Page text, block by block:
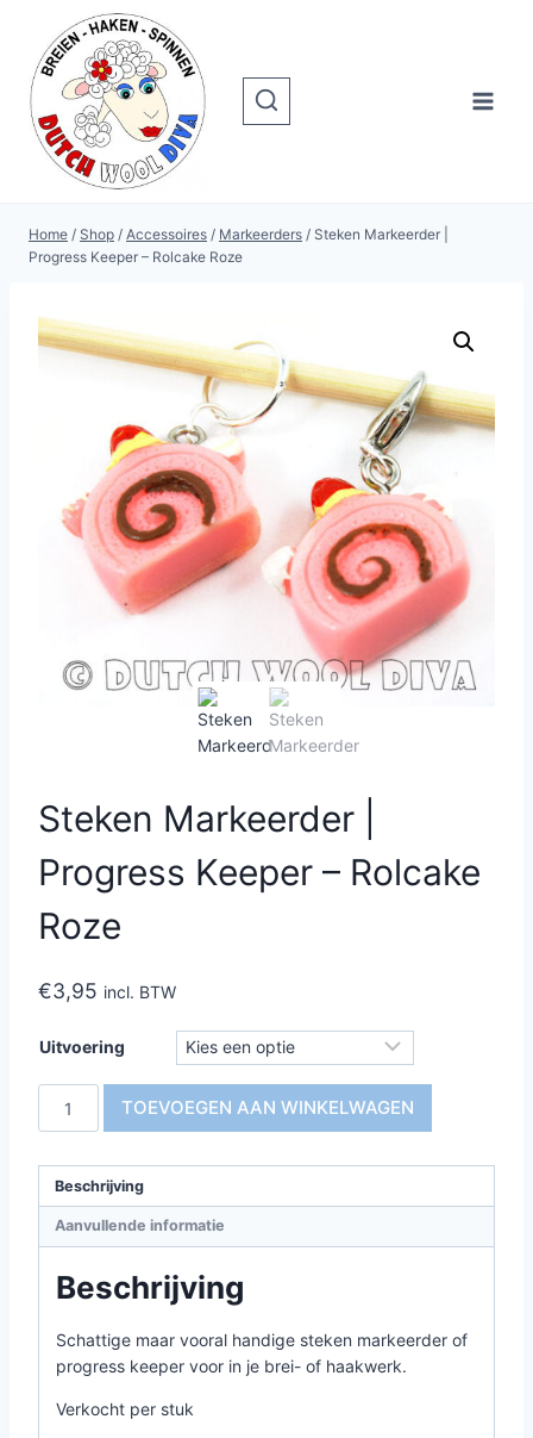
inhoud
Home / Shop / Accessoires / Markeerders / Steken Markeerder |
Progress Keeper – Rolcake Roze
Steken Markeerder |
Progress Keeper – Rolcake
Roze
€3,95 incl. BTW
Uitvoering
Markeerder
Progress
Keeper
Rolcake
Roze
aantal
TOEVOEGEN AAN WINKELWAGEN
Beschrijving
Aanvullende informatie
Beschrijving
Schattige maar vooral handige steken markeerder of
progress keeper voor in je brei- of haakwerk.
Verkocht per stuk